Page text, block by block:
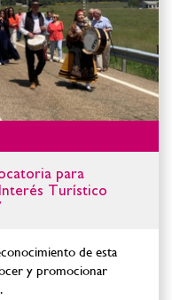
para
Turístico
de esta
y promocionar